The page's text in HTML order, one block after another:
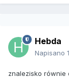
Hebda
Napisano
znalezisko równie